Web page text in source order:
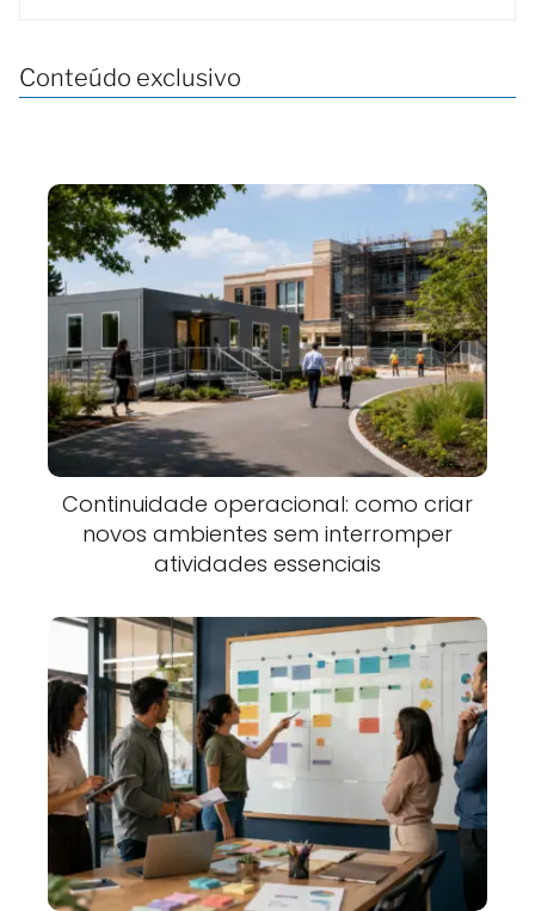
Conteúdo exclusivo
Continuidade operacional: como criar
novos ambientes sem interromper
atividades essenciais